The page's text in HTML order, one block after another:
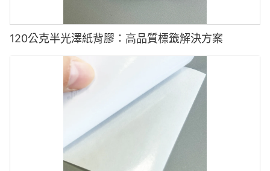
120公克半光澤紙背膠：高品質標籤解決方案